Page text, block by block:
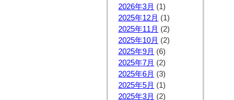
2026年3月 (1)
2025年12月 (1)
2025年11月 (2)
2025年10月 (2)
2025年9月 (6)
2025年7月 (2)
2025年6月 (3)
2025年5月 (1)
2025年3月 (2)